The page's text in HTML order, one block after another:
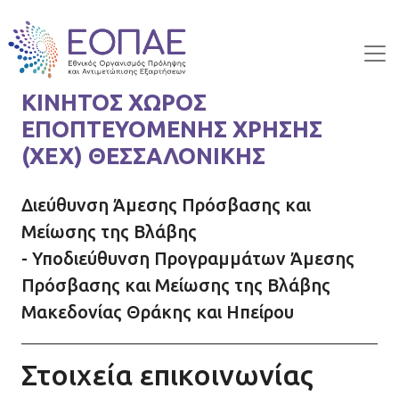
ΚΙΝΗΤΟΣ ΧΩΡΟΣ
ΕΠΟΠΤΕΥΟΜΕΝΗΣ ΧΡΗΣΗΣ
(ΧΕΧ) ΘΕΣΣΑΛΟΝΙΚΗΣ
Διεύθυνση Άμεσης Πρόσβασης και
Μείωσης της Βλάβης
- Υποδιεύθυνση Προγραμμάτων Άμεσης
Πρόσβασης και Μείωσης της Βλάβης
Μακεδονίας Θράκης και Ηπείρου
Στοιχεία επικοινωνίας